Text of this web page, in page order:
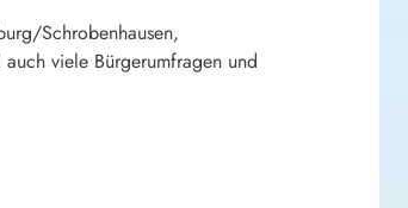
Schrobenhausen,
viele Bürgerumfragen und